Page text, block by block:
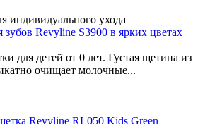
индивидуального ухода
зубов Revyline S3900 в ярких цветах
для детей от 0 лет. Густая щетина из
очищает молочные...